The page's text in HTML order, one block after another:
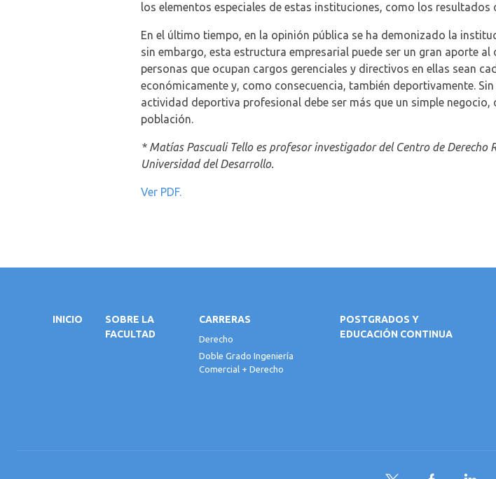
los elementos especiales de estas instituciones, como los
En el último tiempo, en la opinión pública se ha demonizado la
sin embargo, esta estructura empresarial puede ser un gran aporte
personas que ocupan cargos gerenciales y directivos en ellas sean
económicamente y, como consecuencia, también deportivamente.
actividad deportiva profesional debe ser más que un simple
población.
* Matías Pascuali Tello es profesor investigador del Centro de Derecho
Universidad del Desarrollo.
Ver PDF.
INICIO
SOBRE LA
FACULTAD
CARRERAS
Derecho
Doble Grado Ingeniería
Comercial + Derecho
POSTGRADOS Y
EDUCACIÓN CONTINUA